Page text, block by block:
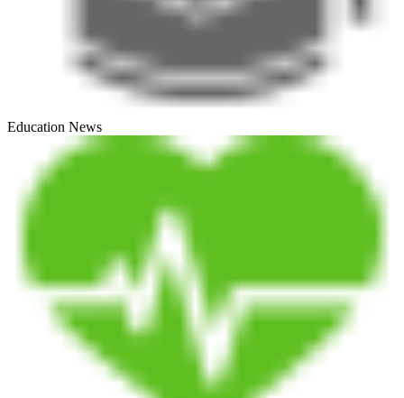
Education News